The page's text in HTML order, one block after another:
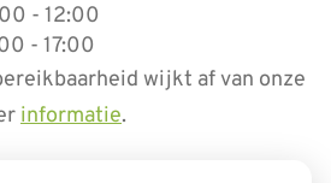
tot
- 12:00
tot
- 17:00
wijkt af van onze
informatie.